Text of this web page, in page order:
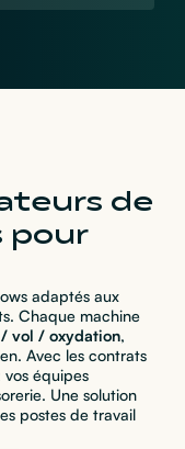
de
pour
adaptés aux
Chaque machine
vol / oxydation,
Avec les contrats
équipes
Une solution
postes de travail